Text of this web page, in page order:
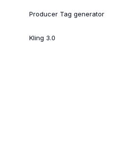
Producer Tag generator
Kling 3.0